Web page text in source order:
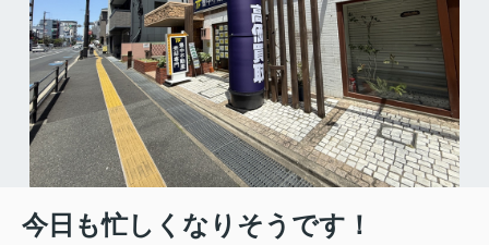
今日も忙しくなりそうです！